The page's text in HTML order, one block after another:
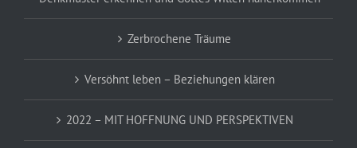
Zerbrochene Träume
Versöhnt leben – Beziehungen klären
2022 – MIT HOFFNUNG UND PERSPEKTIVEN